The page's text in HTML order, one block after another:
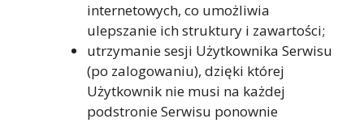
internetowych, co umożliwia
ulepszanie ich struktury i zawartości;
utrzymanie sesji Użytkownika Serwisu
(po zalogowaniu), dzięki której
Użytkownik nie musi na każdej
podstronie Serwisu ponownie